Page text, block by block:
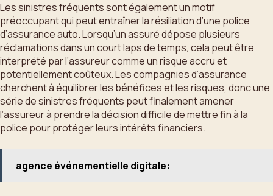
Les sinistres fréquents sont également un motif
préoccupant qui peut entraîner la résiliation d’une police
d’assurance auto. Lorsqu’un assuré dépose plusieurs
réclamations dans un court laps de temps, cela peut être
interprété par l’assureur comme un risque accru et
potentiellement coûteux. Les compagnies d’assurance
cherchent à équilibrer les bénéfices et les risques, donc une
série de sinistres fréquents peut finalement amener
l’assureur à prendre la décision difficile de mettre fin à la
police pour protéger leurs intérêts financiers.
agence événementielle digitale: